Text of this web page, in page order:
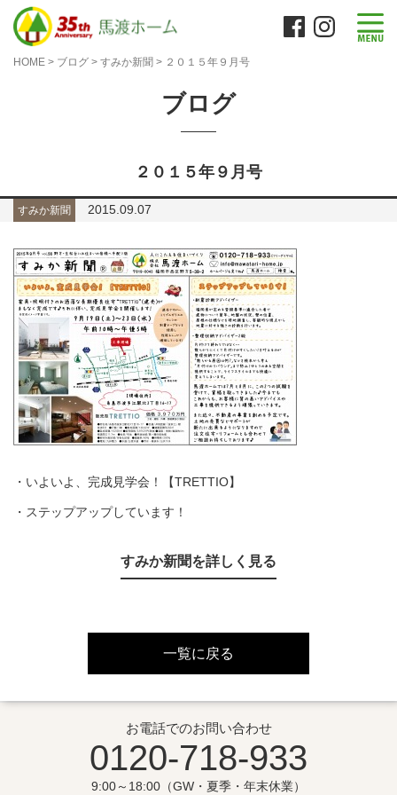
HOME > ブログ > すみか新聞 > ２０１５年９月号
ブログ
２０１５年９月号
すみか新聞 2015.09.07
・いよいよ、完成見学会！【TRETTIO】
・ステップアップしています！
すみか新聞を詳しく見る
一覧に戻る
お電話でのお問い合わせ
0120-718-933
9:00～18:00（GW・夏季・年末休業）